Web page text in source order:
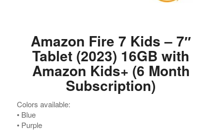
Amazon Fire 7 Kids – 7″
Tablet (2023) 16GB with
Amazon Kids+ (6 Month
Subscription)
Colors available:
•⁠ ⁠Blue
•⁠ ⁠Purple